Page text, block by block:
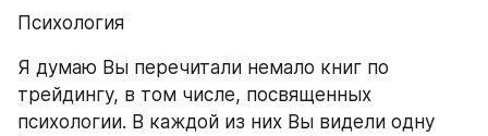
Психология
Я думаю Вы перечитали немало книг по
трейдингу, в том числе, посвященных
психологии. В каждой из них Вы видели одну